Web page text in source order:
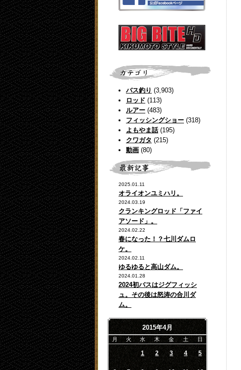
バス釣り (3,903)
ロッド (113)
ルアー (483)
フィッシングショー (318)
よもやま話(195)
クワガタ (215)
動画 (80)
2025.01.11
オライオンユミハリ。
2024.03.19
クランキングロッド「ファイ
アソード」。
2024.02.22
春になった！？七川ダムロ
ケ。
2024.02.11
ゆるゆると高山ダム。
2024.01.28
2024初バスはジグフィッシ
ュ。その後は怒涛の合川ダ
ム。
2015年4月
月 火 水 木 金 土 日
1 2 3 4 5